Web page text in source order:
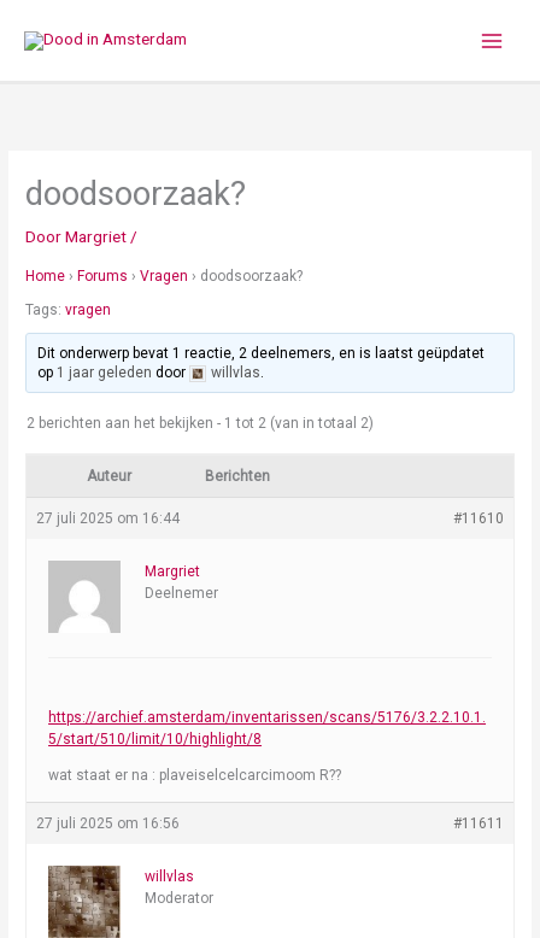
naar
doodsoorzaak?
DoorMargriet/
Home › Forums › Vragen › doodsoorzaak?
Tags:vragen
Dit onderwerp bevat 1 reactie, 2 deelnemers, en is laatst geüpdatet
op 1 jaar geleden door willvlas.
2 berichten aan het bekijken - 1 tot 2 (van in totaal 2)
Auteur Berichten
27 juli 2025 om 16:44 #11610
Margriet
Deelnemer
https://archief.amsterdam/inventarissen/scans/5176/3.2.2.10.1.
5/start/510/limit/10/highlight/8
wat staat er na : plaveiselcelcarcimoom R??
27 juli 2025 om 16:56 #11611
willvlas
Moderator